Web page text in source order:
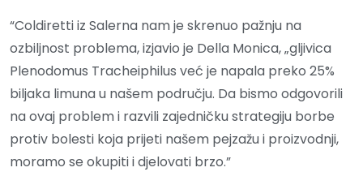
“Coldiretti iz Salerna nam je skrenuo pažnju na
ozbiljnost problema, izjavio je Della Monica, „gljivica
Plenodomus Tracheiphilus već je napala preko 25%
biljaka limuna u našem području. Da bismo odgovorili
na ovaj problem i razvili zajedničku strategiju borbe
protiv bolesti koja prijeti našem pejzažu i proizvodnji,
moramo se okupiti i djelovati brzo.”